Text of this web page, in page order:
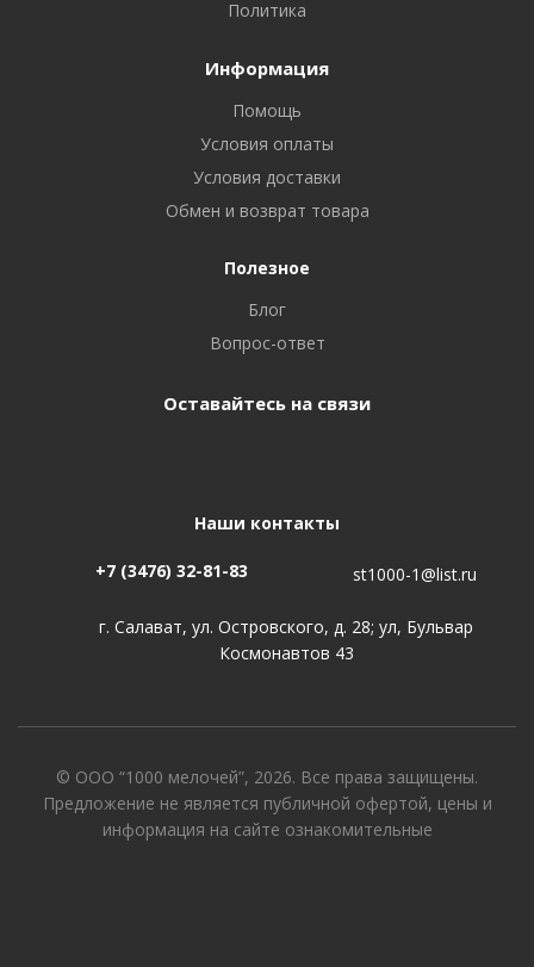
Политика
Информация
Помощь
Условия оплаты
Условия доставки
Обмен и возврат товара
Полезное
Блог
Вопрос-ответ
Оставайтесь на связи
Наши контакты
+7 (3476) 32-81-83 st1000-1@list.ru
г. Салават, ул. Островского, д. 28; ул, Бульвар
Космонавтов 43
© ООО “1000 мелочей”, 2026. Все права защищены.
Предложение не является публичной офертой, цены и
информация на сайте ознакомительные